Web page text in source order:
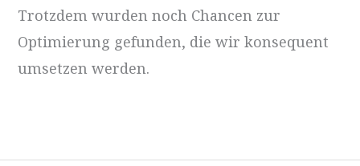
Trotzdem wurden noch Chancen zur
Optimierung gefunden, die wir konsequent
umsetzen werden.